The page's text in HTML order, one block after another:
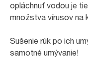
opláchnuť vodou je
množstva vírusov na
Sušenie rúk po ich
samotné umývanie!